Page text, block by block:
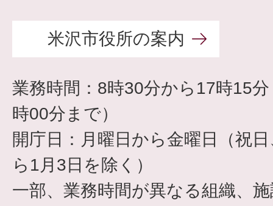
米沢市役所の案内
業務時間：8時30分から17時15
時00分まで）
開庁日：月曜日から金曜日（祝
ら1月3日を除く）
一部、業務時間が異なる組織、